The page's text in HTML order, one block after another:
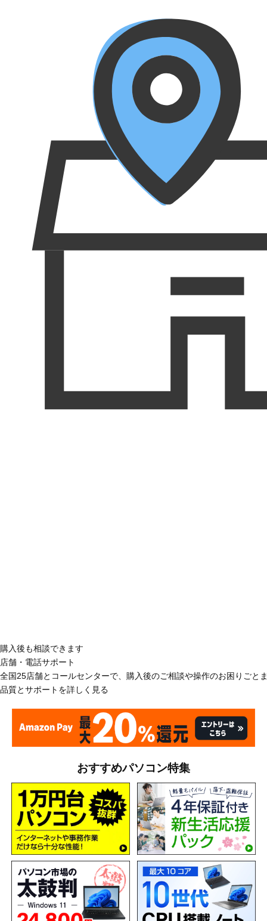
購入後も相談できます
店舗・電話サポート
全国25店舗とコールセンターで、購入後のご相談や操作のお困りごと
品質とサポートを詳しく見る
おすすめパソコン特集